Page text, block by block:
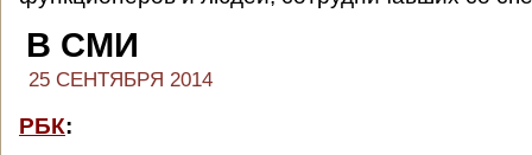
В СМИ
25 СЕНТЯБРЯ 2014
РБК: